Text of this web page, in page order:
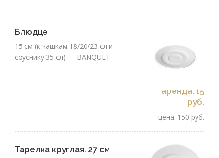
Блюдце
15 см (к чашкам 18/20/23 сл и
соуснику 35 сл) — BANQUET
аренда: 15
руб.
цена: 150 руб.
Тарелка круглая. 27 см